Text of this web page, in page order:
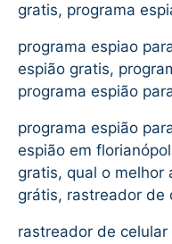
gratis, programa
programa espiao
espião gratis,
programa espião
programa espião
espião em
gratis, qual o melhor
grátis, rastreador de
rastreador de